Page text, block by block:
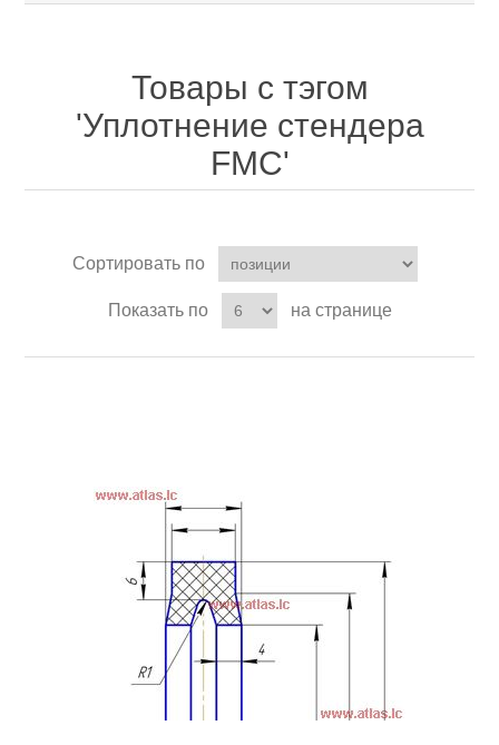
Товары с тэгом
'Уплотнение стендера
FMC'
Сортировать по
Показать по на странице